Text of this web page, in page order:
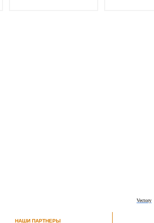
Vectory
НАШИ ПАРТНЕРЫ